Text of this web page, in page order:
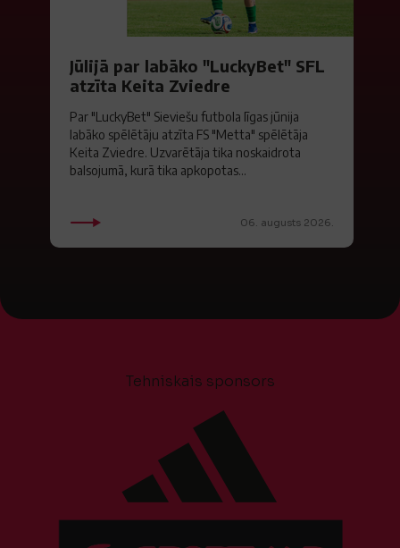
Jūlijā par labāko "LuckyBet" SFL
atzīta Keita Zviedre
Par "LuckyBet" Sieviešu futbola līgas jūnija
labāko spēlētāju atzīta FS "Metta" spēlētāja
Keita Zviedre. Uzvarētāja tika noskaidrota
balsojumā, kurā tika apkopotas...
06. augusts 2026.
Tehniskais sponsors